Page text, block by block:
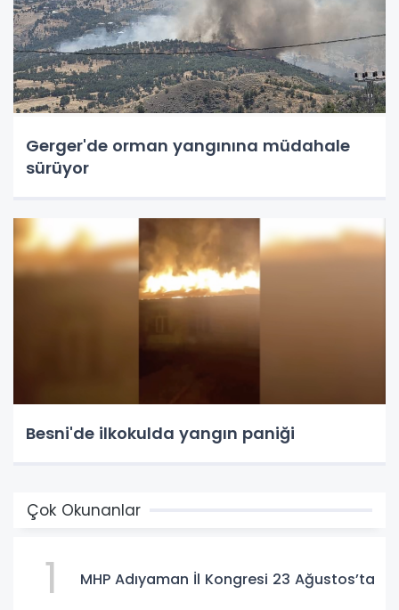
Gerger'de orman yangınına müdahale
sürüyor
Besni'de ilkokulda yangın paniği
Çok Okunanlar
1 MHP Adıyaman İl Kongresi 23 Ağustos’ta